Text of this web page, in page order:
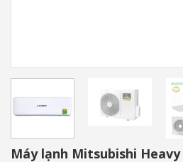
Máy lạnh Mitsubishi